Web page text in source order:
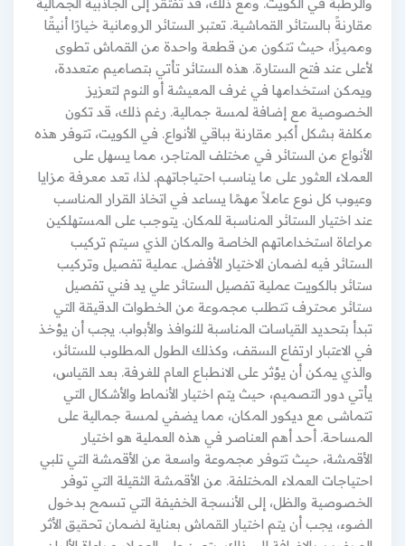
مقارنةً بالستائر القماشية. تعتبر الستائر الرومانية خيارًا أنيقًا
ومميزًا، حيث تتكون من قطعة واحدة من القماش تطوى
لأعلى عند فتح الستارة. هذه الستائر تأتي بتصاميم متعددة،
ويمكن استخدامها في غرف المعيشة أو النوم لتعزيز
الخصوصية مع إضافة لمسة جمالية. رغم ذلك، قد تكون
مكلفة بشكل أكبر مقارنة بباقي الأنواع. في الكويت، تتوفر هذه
الأنواع من الستائر في مختلف المتاجر، مما يسهل على
العملاء العثور على ما يناسب احتياجاتهم. لذا، تعد معرفة مزايا
وعيوب كل نوع عاملاً مهمًا يساعد في اتخاذ القرار المناسب
عند اختيار الستائر المناسبة للمكان. يتوجب على المستهلكين
مراعاة استخداماتهم الخاصة والمكان الذي سيتم تركيب
الستائر فيه لضمان الاختيار الأفضل. عملية تفصيل وتركيب
ستائر بالكويت عملية تفصيل الستائر علي يد فني تفصيل
ستائر محترف تتطلب مجموعة من الخطوات الدقيقة التي
تبدأ بتحديد القياسات المناسبة للنوافذ والأبواب. يجب أن يؤخذ
في الاعتبار ارتفاع السقف، وكذلك الطول المطلوب للستائر،
والذي يمكن أن يؤثر على الانطباع العام للغرفة. بعد القياس،
يأتي دور التصميم، حيث يتم اختيار الأنماط والأشكال التي
تتماشى مع ديكور المكان، مما يضفي لمسة جمالية على
المساحة. أحد أهم العناصر في هذه العملية هو اختيار
الأقمشة، حيث تتوفر مجموعة واسعة من الأقمشة التي تلبي
احتياجات العملاء المختلفة. من الأقمشة الثقيلة التي توفر
الخصوصية والظل، إلى الأنسجة الخفيفة التي تسمح بدخول
الضوء، يجب أن يتم اختيار القماش بعناية لضمان تحقيق الأثر